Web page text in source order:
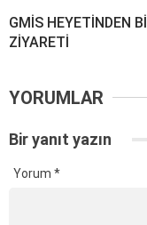
GMİS HEYETİNDEN
ZİYARETİ
YORUMLAR
Bir yanıt yazın
Yorum *